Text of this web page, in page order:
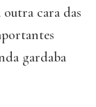
cara das
gardaba